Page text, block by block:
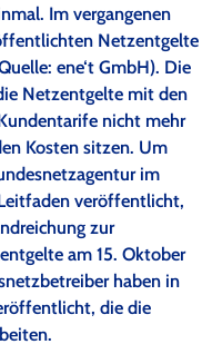
Im vergangenen
Netzentgelte
ene‘t GmbH). Die
Netzentgelte mit den
nicht mehr
Kosten sitzen. Um
im
veröffentlicht,
zur
am 15. Oktober
haben in
die die